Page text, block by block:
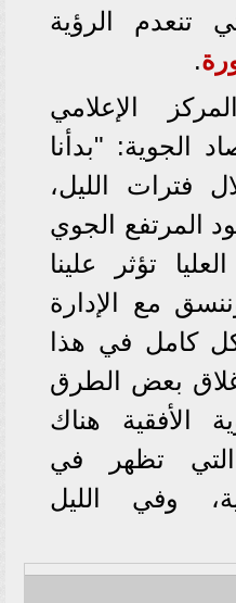
تنعدم الرؤية
.
الإعلامي
الجوية: "بدأنا
فترات الليل،
المرتفع الجوي
تؤثر علينا
مع الإدارة
كامل في هذا
بعض الطرق
الأفقية هناك
تظهر في
وفي الليل